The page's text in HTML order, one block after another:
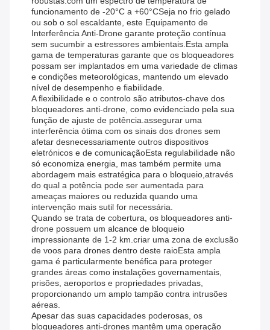
funcionamento de -20°C a +60°CSeja no frio gelado
ou sob o sol escaldante, este Equipamento de
Interferência Anti-Drone garante proteção contínua
sem sucumbir a estressores ambientais.Esta ampla
gama de temperaturas garante que os bloqueadores
possam ser implantados em uma variedade de climas
e condições meteorológicas, mantendo um elevado
nível de desempenho e fiabilidade.
A flexibilidade e o controlo são atributos-chave dos
bloqueadores anti-drone, como evidenciado pela sua
função de ajuste de potência.assegurar uma
interferência ótima com os sinais dos drones sem
afetar desnecessariamente outros dispositivos
eletrónicos e de comunicaçãoEsta regulabilidade não
só economiza energia, mas também permite uma
abordagem mais estratégica para o bloqueio,através
do qual a potência pode ser aumentada para
ameaças maiores ou reduzida quando uma
intervenção mais sutil for necessária.
Quando se trata de cobertura, os bloqueadores anti-
drone possuem um alcance de bloqueio
impressionante de 1-2 km.criar uma zona de exclusão
de voos para drones dentro deste raioEsta ampla
gama é particularmente benéfica para proteger
grandes áreas como instalações governamentais,
prisões, aeroportos e propriedades privadas,
proporcionando um amplo tampão contra intrusões
aéreas.
Apesar das suas capacidades poderosas, os
bloqueadores anti-drones mantêm uma operação